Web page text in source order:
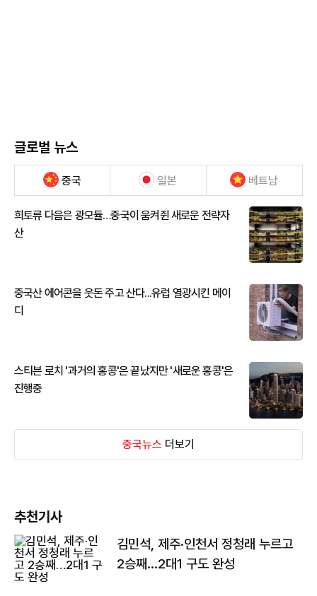
글로벌 뉴스
중국 일본 베트남
희토류 다음은 광모듈…중국이 움켜쥔 새로운 전략자
산
중국산 에어콘을 웃돈 주고 산다...유럽 열광시킨 메이
디
스티븐 로치 '과거의 홍콩'은 끝났지만 '새로운 홍콩'은
진행중
중국뉴스 더보기
추천기사
김민석, 제주·인천서 정청래 누르고
2승째…2대1 구도 완성